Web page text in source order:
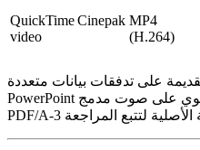
QuickTime Cinepak
video
MP4
(H.264)
على تدفقات بيانات متعددة (مثل ملف
PowerPoint يحتوي على صوت مدمج)، فكر في صيغة حاوية مثل